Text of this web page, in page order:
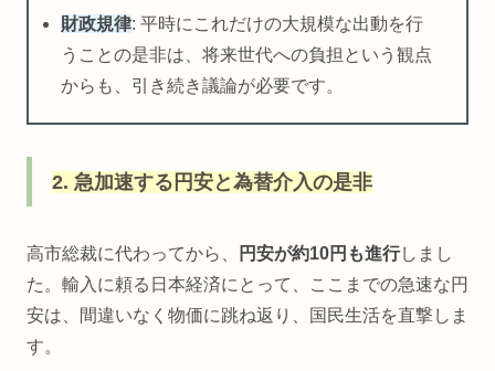
財政規律: 平時にこれだけの大規模な出動を行
うことの是非は、将来世代への負担という観点
からも、引き続き議論が必要です。
2. 急加速する円安と為替介入の是非
高市総裁に代わってから、 円安が約10円も進行しまし
た。輸入に頼る日本経済にとって、ここまでの急速な円
安は、間違いなく物価に跳ね返り、国民生活を直撃しま
す。